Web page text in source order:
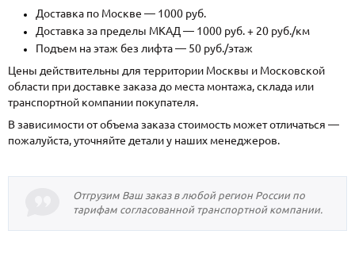
Доставка по Москве — 1000 руб.
Доставка за пределы МКАД — 1000 руб. + 20 руб./км
Подъем на этаж без лифта — 50 руб./этаж
Цены действительны для территории Москвы и Московской
области при доставке заказа до места монтажа, склада или
транспортной компании покупателя.
В зависимости от объема заказа стоимость может отличаться —
пожалуйста, уточняйте детали у наших менеджеров.
Отгрузим Ваш заказ в любой регион России по
тарифам согласованной транспортной компании.